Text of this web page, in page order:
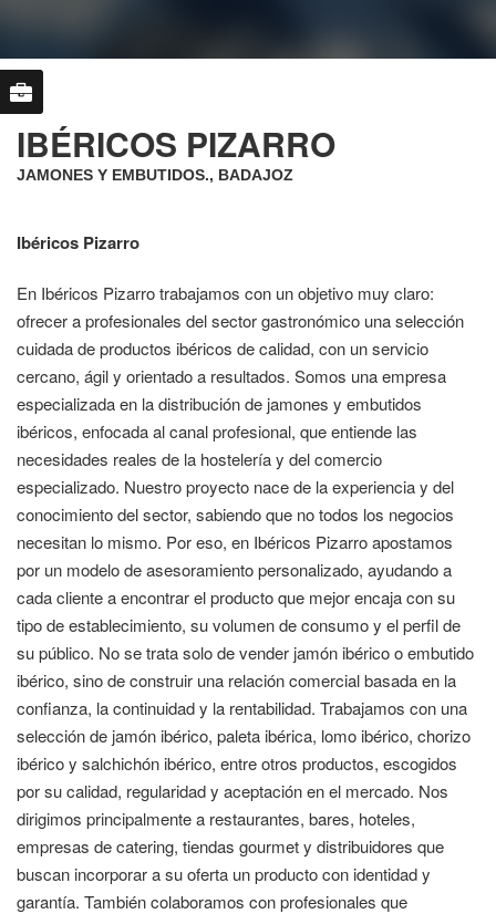
IBÉRICOS PIZARRO
JAMONES Y EMBUTIDOS., BADAJOZ
Ibéricos Pizarro
En Ibéricos Pizarro trabajamos con un objetivo muy claro:
ofrecer a profesionales del sector gastronómico una selección
cuidada de productos ibéricos de calidad, con un servicio
cercano, ágil y orientado a resultados. Somos una empresa
especializada en la distribución de jamones y embutidos
ibéricos, enfocada al canal profesional, que entiende las
necesidades reales de la hostelería y del comercio
especializado. Nuestro proyecto nace de la experiencia y del
conocimiento del sector, sabiendo que no todos los negocios
necesitan lo mismo. Por eso, en Ibéricos Pizarro apostamos
por un modelo de asesoramiento personalizado, ayudando a
cada cliente a encontrar el producto que mejor encaja con su
tipo de establecimiento, su volumen de consumo y el perfil de
su público. No se trata solo de vender jamón ibérico o embutido
ibérico, sino de construir una relación comercial basada en la
confianza, la continuidad y la rentabilidad. Trabajamos con una
selección de jamón ibérico, paleta ibérica, lomo ibérico, chorizo
ibérico y salchichón ibérico, entre otros productos, escogidos
por su calidad, regularidad y aceptación en el mercado. Nos
dirigimos principalmente a restaurantes, bares, hoteles,
empresas de catering, tiendas gourmet y distribuidores que
buscan incorporar a su oferta un producto con identidad y
garantía. También colaboramos con profesionales que